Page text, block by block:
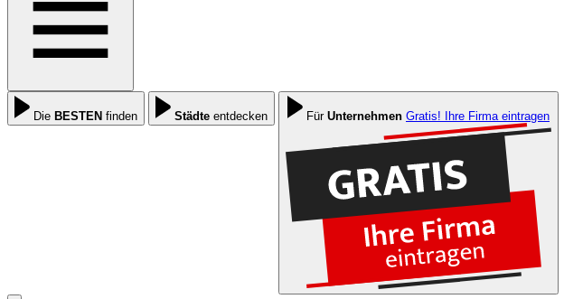
Die BESTEN finden Städte entdecken Für Unternehmen Gratis! Ihre Firma eintragen